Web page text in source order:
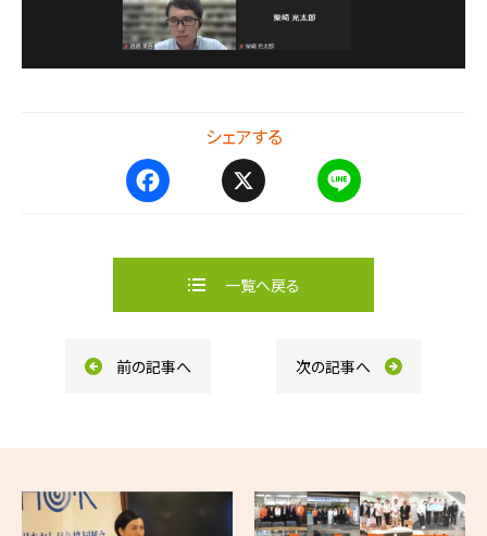
シェアする
e
o
e
一覧へ戻る
前の記事へ 次の記事へ